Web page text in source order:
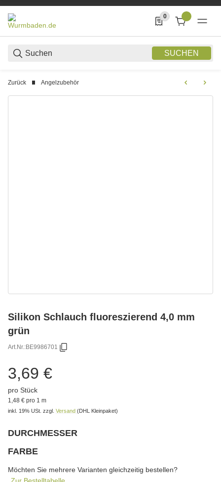
SUCHEN
0
0 Produkte in der
Zurück Angelzubehör
Silikon Schlauch fluoreszierend 4,0 mm
grün
Art.Nr.:BE9986701
3,69 €
pro Stück
1,48 € pro 1 m
inkl. 19% USt. zzgl. Versand (DHL Kleinpaket)
DURCHMESSER
FARBE
Möchten Sie mehrere Varianten gleichzeitig bestellen?
Zur Bestelltabelle